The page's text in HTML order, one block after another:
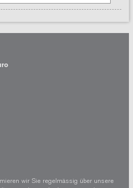
wir Sie regelmässig über unsere